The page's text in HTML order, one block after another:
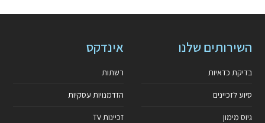
השירותים שלנו
בדיקת כדאיות
סיוע לזכיינים
גיוס מימון
אינדקס
רשתות
הזדמנויות עסקיות
זכיינות TV